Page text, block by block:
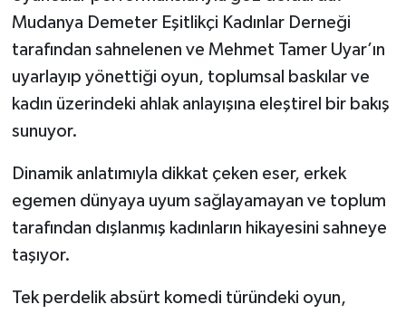
Mudanya Demeter Eşitlikçi Kadınlar Derneği
tarafından sahnelenen ve Mehmet Tamer Uyar’ın
uyarlayıp yönettiği oyun, toplumsal baskılar ve
kadın üzerindeki ahlak anlayışına eleştirel bir bakış
sunuyor.
Dinamik anlatımıyla dikkat çeken eser, erkek
egemen dünyaya uyum sağlayamayan ve toplum
tarafından dışlanmış kadınların hikayesini sahneye
taşıyor.
Tek perdelik absürt komedi türündeki oyun,